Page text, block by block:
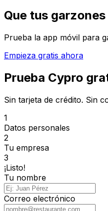
Que tus
Prueba la app móvil para
Empieza gratis ahora
Prueba Cypro
Sin tarjeta de crédito. Sin
1
Datos personales
2
Tu empresa
3
¡Listo!
Tu nombre
Correo electrónico